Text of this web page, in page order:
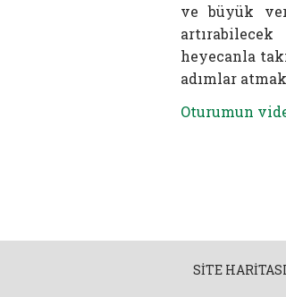
ve büyük
heyecanla
adımlar
Oturumun
SITE HARITASI